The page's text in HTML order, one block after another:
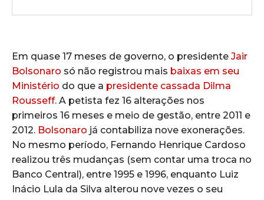
Em quase 17 meses de governo, o presidente Jair
Bolsonaro só não registrou mais baixas em seu
Ministério do que a presidente cassada Dilma
Rousseff. A petista fez 16 alterações nos
primeiros 16 meses e meio de gestão, entre 2011 e
2012. Bolsonaro já contabiliza nove exonerações.
No mesmo período, Fernando Henrique Cardoso
realizou três mudanças (sem contar uma troca no
Banco Central), entre 1995 e 1996, enquanto Luiz
Inácio Lula da Silva alterou nove vezes o seu